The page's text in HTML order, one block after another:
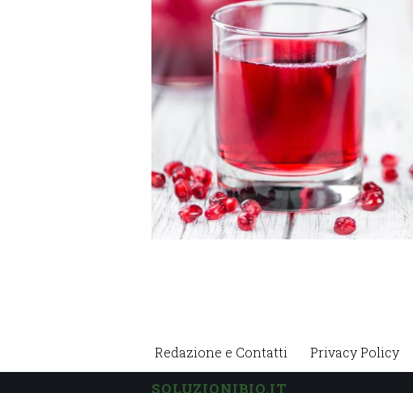
Redazione e Contatti Privacy Policy
SOLUZIONIBIO.IT